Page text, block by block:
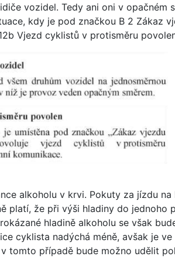
vozidel. Tedy ani oni v opačném
kdy je pod značkou B 2 Zákaz
Vjezd cyklistů v protisměru
alkoholu v krvi. Pokuty za jízdu na
platí, že při výši hladiny do jednoho
hladině alkoholu se však
cyklista nadýchá méně, avšak je ve
tomto případě bude možno udělit